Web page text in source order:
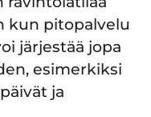
kun pitopalvelu
järjestää jopa
esimerkiksi
ja